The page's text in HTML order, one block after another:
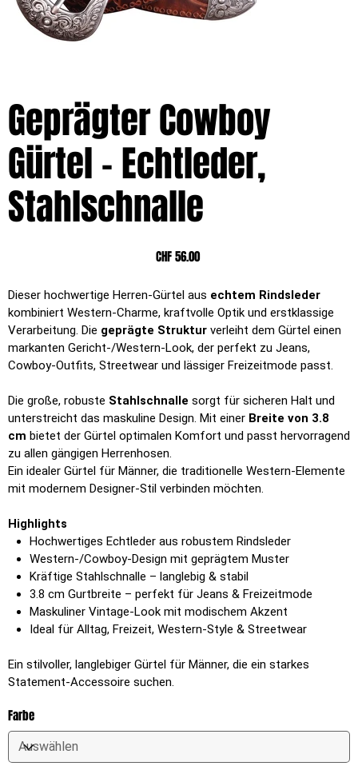
Geprägter Cowboy
Gürtel – Echtleder,
Stahlschnalle
Preis
CHF 56.00
Dieser hochwertige Herren-Gürtel aus echtem Rindsleder
kombiniert Western-Charme, kraftvolle Optik und erstklassige
Verarbeitung. Die geprägte Struktur verleiht dem Gürtel einen
markanten Gericht-/Western-Look, der perfekt zu Jeans,
Cowboy-Outfits, Streetwear und lässiger Freizeitmode passt.
Die große, robuste Stahlschnalle sorgt für sicheren Halt und
unterstreicht das maskuline Design. Mit einer Breite von 3.8
cm bietet der Gürtel optimalen Komfort und passt hervorragend
zu allen gängigen Herrenhosen.
Ein idealer Gürtel für Männer, die traditionelle Western-Elemente
mit modernem Designer-Stil verbinden möchten.
Highlights
Hochwertiges Echtleder aus robustem Rindsleder
Western-/Cowboy-Design mit geprägtem Muster
Kräftige Stahlschnalle – langlebig & stabil
3.8 cm Gurtbreite – perfekt für Jeans & Freizeitmode
Maskuliner Vintage-Look mit modischem Akzent
Ideal für Alltag, Freizeit, Western-Style & Streetwear
Ein stilvoller, langlebiger Gürtel für Männer, die ein starkes
Statement-Accessoire suchen.
Farbe